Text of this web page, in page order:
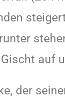
auf
der